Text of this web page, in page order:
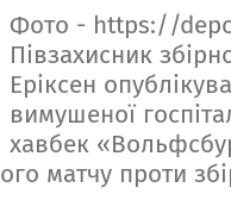
Фото - https://
Півзахисник
Еріксен
вимушеної
хавбек
матчу проти